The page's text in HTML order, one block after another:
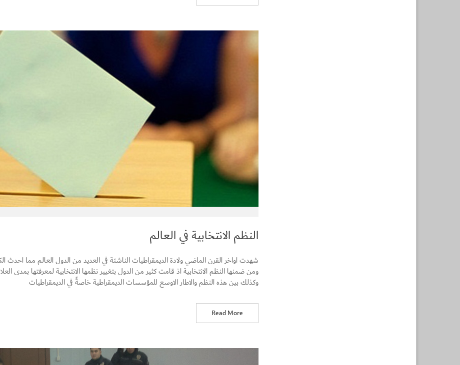
النظم الانتخابية في العالم
شهدت اواخر القرن الماضي ولادة الديمقراطيات الناشئة في العديد من الدول العالم مما احدث
ومن ضمنها النظم الانتخابية اذ قامت كثير من الدول بتغيير نظمها الانتخابية لمعرفتها بمدى
وكذلك بين هذه النظم والاطار الاوسع للمؤسسات الديمقراطية خاصةً في الديمقراطيات
Read More